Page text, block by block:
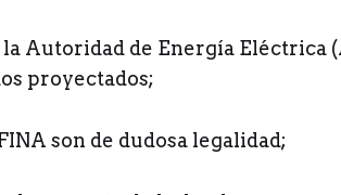
Autoridad de Energía Eléctrica
proyectados;
son de dudosa legalidad;